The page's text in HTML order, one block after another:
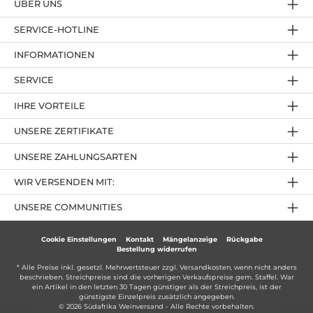
SERVICE-HOTLINE
IHRE VORTEILE
UNSERE ZAHLUNGSARTEN
ÜBER UNS
UNSERE ZERTIFIKATE
INFORMATIONEN
SERVICE
UNSERE COMMUNITIES
WIR VERSENDEN MIT:
Cookie Einstellungen Kontakt Mängelanzeige
Rückgabe
Bestellung widerrufen
* Alle Preise inkl. gesetzl. Mehrwertsteuer zzgl. Versandkosten, wenn nicht anders
beschrieben. Streichpreise sind die vorherigen Verkaufspreise gem. Staffel. War
ein Artikel in den letzten 30 Tagen günstiger als der Streichpreis, ist der
günstigste Einzelpreis zusätzlich angegeben.
© 2026 Südafrika Weinversand - Alle Rechte vorbehalten.